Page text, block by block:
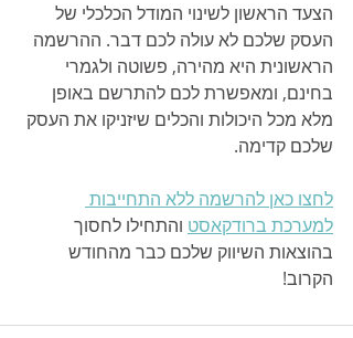
הצעד הראשון לשינוי המודל הכלכלי של
העסק שלכם לא עולה לכם דבר. ההרשמה
הראשונית היא מהירה, פשוטה ולגמרי
בחינם, ומאפשרת לכם להתרשם באופן
מלא מכל היכולות והכלים שיזניקו את העסק
שלכם קדימה.
לחצו כאן להרשמה ללא התחייבות
למערכת ברודקאסט והתחילו לחסוך
בהוצאות השיווק שלכם כבר מהחודש
הקרוב!